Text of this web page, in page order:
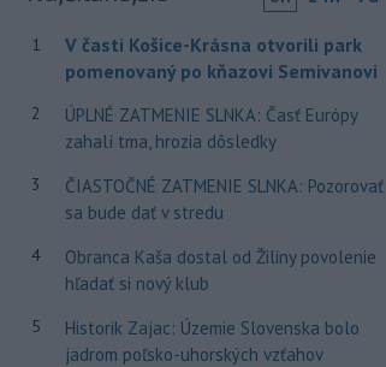
1
V časti Košice-Krásna otvorili park
pomenovaný po kňazovi Semivanovi
2
ÚPLNÉ ZATMENIE SLNKA: Časť Európy
zahalí tma, hrozia dôsledky
3
ČIASTOČNÉ ZATMENIE SLNKA: Pozorovať
sa bude dať v stredu
4
Obranca Kaša dostal od Žiliny povolenie
hľadať si nový klub
5
Historik Zajac: Územie Slovenska bolo
jadrom poľsko-uhorských vzťahov